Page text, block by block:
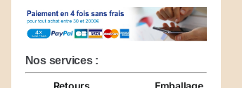
de
recharge
Métatron-
5
Nos services :
Retours
Emballage